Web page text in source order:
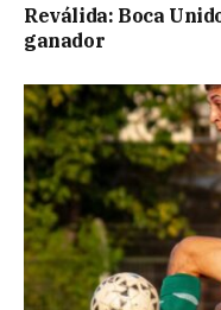
Reválida: Boca
ganador